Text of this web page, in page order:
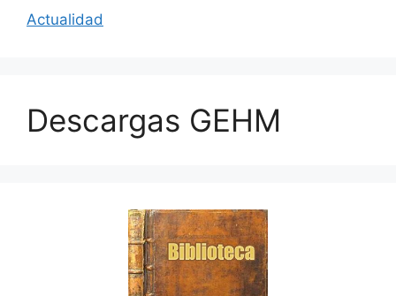
Actualidad
Descargas GEHM